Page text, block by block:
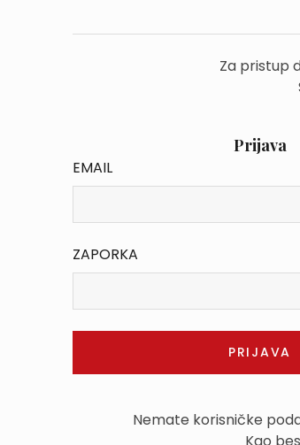
Za pristup
Prijava
EMAIL
ZAPORKA
Nemate korisničke